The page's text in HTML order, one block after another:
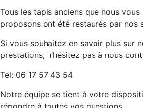
Tous les tapis anciens que nous vous
proposons ont été restaurés par nos
Si vous souhaitez en savoir plus sur
prestations, n’hésitez pas à nous
Tel: 06 17 57 43 54
Notre équipe se tient à votre
répondre à toutes vos questions.